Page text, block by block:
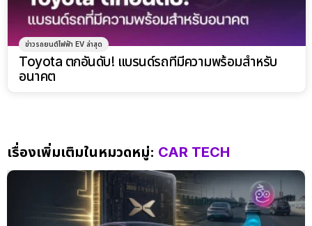
ข่าวรถยนต์ไฟฟ้า EV ล่าสุด
Toyota ตกอันดับ! แบรนด์รถที่มีความพร้อมสำหรับ
อนาคต
เรื่องเพิ่มเติมในหมวดหมู่: CAR TECH